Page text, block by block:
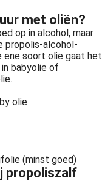
met oliën?
op in alcohol, maar
propolis-alcohol-
ene soort olie gaat het
babyolie of
olie
(minst goed)
propoliszalf